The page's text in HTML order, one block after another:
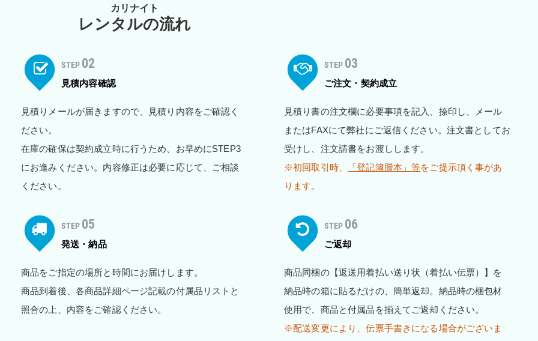
カリナイト
レンタルの流れ
STEP 02
見積内容確認
見積りメールが届きますので、見積り内容をご確認く
ださい。
在庫の確保は契約成立時に行うため、お早めにSTEP3
にお進みください。内容修正は必要に応じて、ご相談
ください。
STEP 03
ご注文・契約成立
見積り書の注文欄に必要事項を記入、捺印し、メール
またはFAXにて弊社にご返信ください。注文書としてお
受けし、注文請書をお渡しします。
※初回取引時、
「登記簿謄本」等をご提示頂く事があ
ります。
STEP 05
発送・納品
商品をご指定の場所と時間にお届けします。
商品到着後、各商品詳細ページ記載の付属品リストと
照合の上、内容をご確認ください。
STEP 06
ご返却
商品同梱の【返送用着払い送り状（着払い伝票）】を
納品時の箱に貼るだけの、簡単返却。納品時の梱包材
使用で、商品と付属品を揃えてご返却ください。
※配送変更により、伝票手書きになる場合がございま